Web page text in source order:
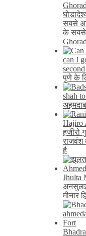
सबसे
के सबसे
can I
पुणे के
shah
Hajiro
हजीरो
राजवंश
है
Jhulta
मीनार